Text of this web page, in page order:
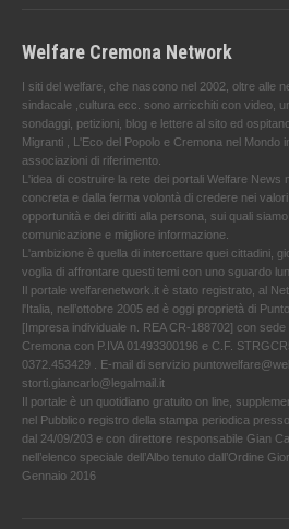
Welfare Cremona Network
I siti del welfare, che nascono nel 2002, oltre alle
sindacale ,cultura ecc. sono arricchiti con video,
sondaggi, petizioni, blog e lettere al sito ed
Migranti , L'Eco del Popolo e Cremona nel Mondo
associazioni di riferimento.
L'idea di costruire la rete dei portali Welfare News
concreta e dalla ferma volontà di credere nei
opportunità e dei diritti alla persona, sui quali
comunicazione e migliore informazione.
L'ambizione è quella di intercettare quei cittadini,
voglia di affrontare questi temi con uno sguardo
Il portale welfarenetwork.it è stato registrato, al
l'Italia, nell’ottobre 2005 ed è oggi proprietà di
[Impresa individuale n. REA CR-188702] con
Cremona con P.IVA 01493300196 e C.F.
0372.453429 . E-mail di servizio
storti.giancarlo@legalmail.it
Il portale è un quotidiano gratuito on line,
nel Pubblico registro della stampa periodica
dal 24/09/203 e con direttore responsabile Gian
nell’elenco speciale dell’Albo tenuto dall’Ordine
Gennaio 2016